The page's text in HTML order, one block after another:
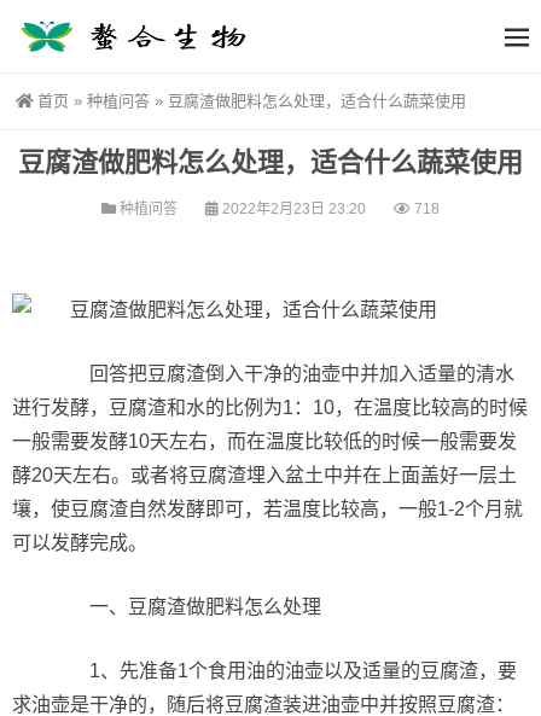
首页 » 种植问答 » 豆腐渣做肥料怎么处理，适合什么蔬菜使用
豆腐渣做肥料怎么处理，适合什么蔬菜使用
种植问答 2022年2月23日 23:20 718
回答把豆腐渣倒入干净的油壶中并加入适量的清水
进行发酵，豆腐渣和水的比例为1：10，在温度比较高的时候
一般需要发酵10天左右，而在温度比较低的时候一般需要发
酵20天左右。或者将豆腐渣埋入盆土中并在上面盖好一层土
壤，使豆腐渣自然发酵即可，若温度比较高，一般1-2个月就
可以发酵完成。
一、豆腐渣做肥料怎么处理
1、先准备1个食用油的油壶以及适量的豆腐渣，要
求油壶是干净的，随后将豆腐渣装进油壶中并按照豆腐渣：